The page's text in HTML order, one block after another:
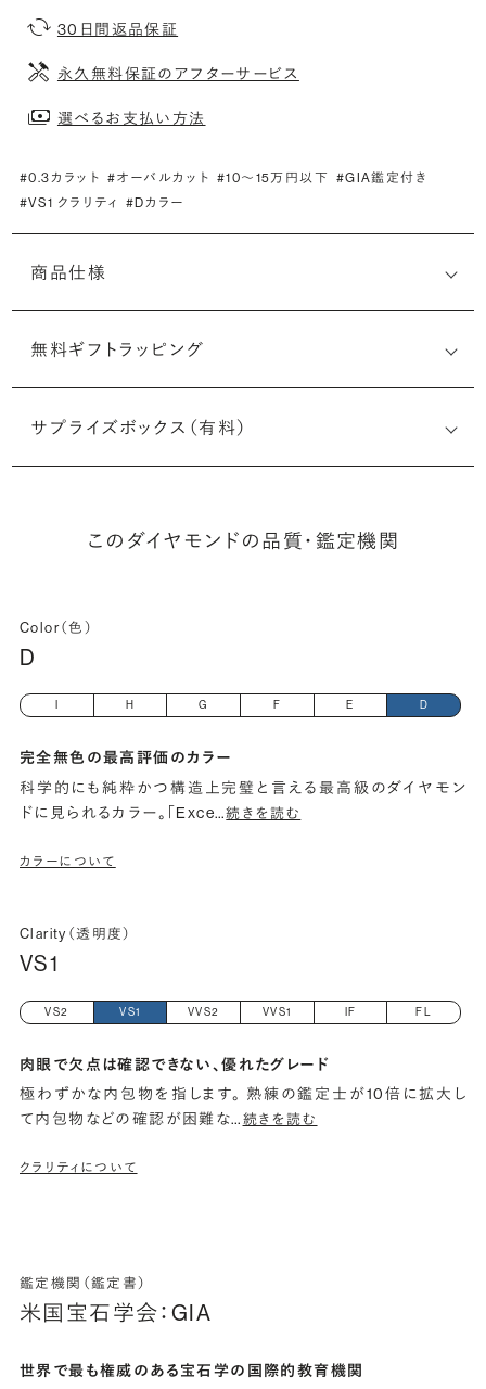
30日間返品保証
永久無料保証のアフターサービス
選べるお支払い方法
#0.3カラット #オーバルカット #10〜15万円以下 #GIA鑑定付き
#VS1 クラリティ #Dカラー
商品仕様
無料ギフトラッピング
サプライズボックス（有料）
このダイヤモンドの品質・鑑定機関
Color（色）
D
H G F E D
完全無色の最高評価のカラー
科学的にも純粋かつ構造上完璧と言える最高級のダイヤモン
ドに見られるカラー。「Exce…続きを読む
カラーについて
Clarity（透明度）
VS1
VS2 VS1 VVS2 VVS1 IF FL
肉眼で欠点は確認できない、優れたグレード
極わずかな内包物を指します。 熟練の鑑定士が10倍に拡大し
て内包物などの確認が困難な…続きを読む
クラリティについて
鑑定機関（鑑定書）
米国宝石学会：GIA
世界で最も権威のある宝石学の国際的教育機関